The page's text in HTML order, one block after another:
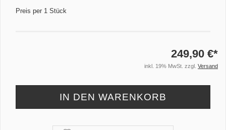
Preis per 1 Stück
249,90 €*
inkl. 19% MwSt. zzgl. Versand